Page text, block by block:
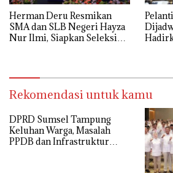
Herman Deru Resmikan
SMA dan SLB Negeri Hayza
Nur Ilmi, Siapkan Seleksi
Rekomendasi untuk kamu
DPRD Sumsel Tampung
Keluhan Warga, Masalah
PPDB dan Infrastruktur